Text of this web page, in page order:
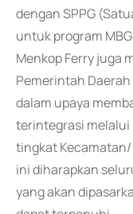
dengan SPPG
untuk program
Menkop Ferry juga
Pemerintah
dalam upaya
terintegrasi melalui
tingkat
ini diharapkan
yang akan